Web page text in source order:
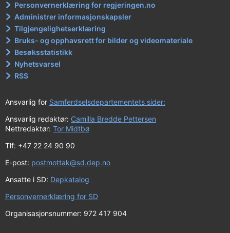
Personvernerklæring for regjeringen.no
Administrer informasjonskapsler
Tilgjengelighetserklæring
Bruks- og opphavsrett for bilder og videomateriale
Besøksstatistikk
Nyhetsvarsel
RSS
Ansvarlig for Samferdselsdepartementets sider:
Ansvarlig redaktør: Camilla Bredde Pettersen
Nettredaktør: Tor Midtbø
Tlf: +47 22 24 90 90
E-post: postmottak@sd.dep.no
Ansatte i SD: Depkatalog
Personvernerklæring for SD
Organisasjonsnummer: 972 417 904